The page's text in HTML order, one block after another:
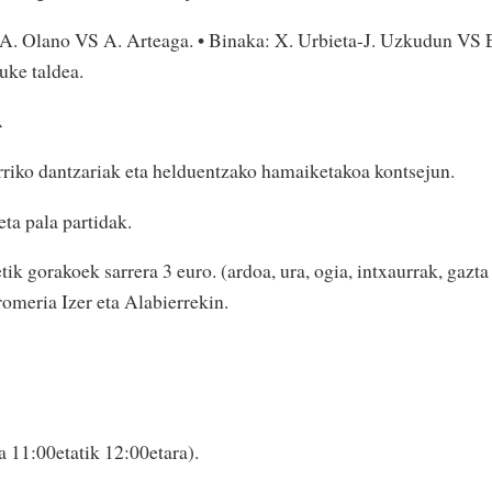
Olano VS A. Arteaga. • Binaka: X. Urbieta-J. Uzkudun VS
taldea.
dantzariak eta helduentzako hamaiketakoa kontsejun.
pala partidak.
gorakoek sarrera 3 euro. (ardoa, ura, ogia, intxaurrak, gazta
Izer eta Alabierrekin.
11:00etatik 12:00etara).